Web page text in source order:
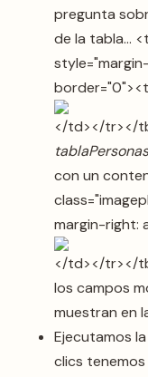
pregunta
de la tabla…
</td></tr></
tablaPersonas
con un
margin-right:
</td></tr></
los campos
muestran en
Ejecutamos
clics